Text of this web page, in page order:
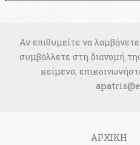
Αν επιθυμείτε να
συμβάλλετε στη διανομή
κείμενο,
ΑΡΧΙΚΗ